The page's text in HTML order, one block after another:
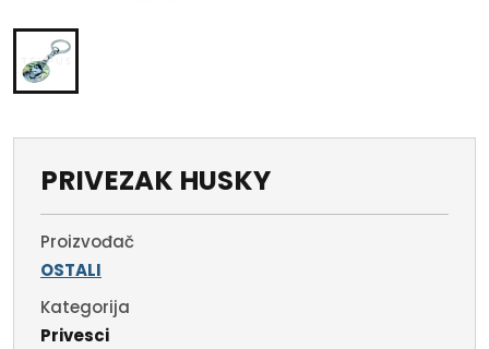
PRIVEZAK HUSKY
Proizvođač
OSTALI
Kategorija
Privesci